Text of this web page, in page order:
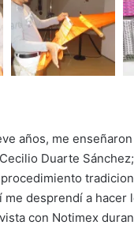
años, me
Duarte
me desprendí a hacer
con Notimex